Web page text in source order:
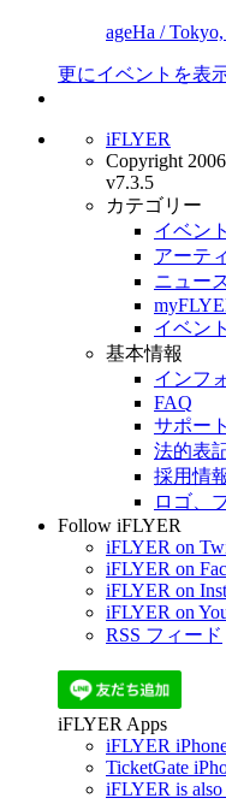
ageHa / Tokyo,
更にイベントを表
iFLYER
Copyright
v7.3.5
カテゴリー
イベント
アーテ
ニュー
イベン
基本情報
インフ
FAQ
サポート
法的表
採用情
ロゴ、
Follow iFLYER
iFLYER on
iFLYER on
iFLYER on
iFLYER on
RSS フィード
iFLYER Apps
iFLYER
TicketGate
iFLYER is